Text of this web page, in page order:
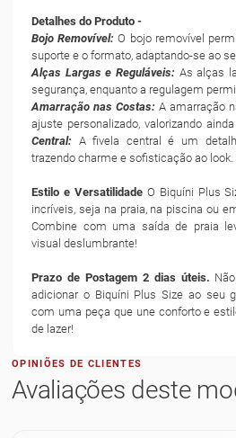
Detalhes do Produto -
Bojo Removível: O bojo removível
suporte e o formato, adaptando-se ao
Alças Largas e Reguláveis: As alças
segurança, enquanto a regulagem
Amarração nas Costas: A amarração
ajuste personalizado, valorizando
Central: A fivela central é um
trazendo charme e sofisticação ao look.
Estilo e VersatilidadeO Biquíni Plus
incríveis, seja na praia, na piscina ou
Combine com uma saída de praia
visual deslumbrante!
Prazo de Postagem 2 dias úteis.
adicionar o Biquíni Plus Size ao seu
com uma peça que une conforto e
de lazer!
OPINIÕES DE CLIENTES
Avaliações deste